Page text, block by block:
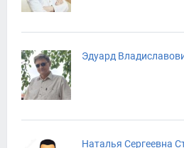
Эдуард
Наталья Сергеевна